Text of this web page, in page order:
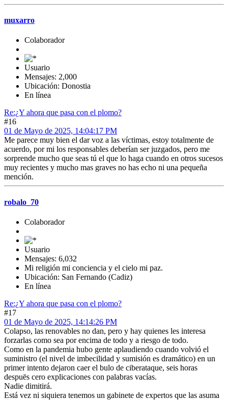
muxarro
Colaborador
Usuario
Mensajes: 2,000
Ubicación: Donostia
En línea
Re:¿Y ahora que pasa con el plomo?
#16
01 de Mayo de 2025, 14:04:17 PM
Me parece muy bien el dar voz a las víctimas, estoy totalmente de
acuerdo, por mi los responsables deberían ser juzgados, pero me
sorprende mucho que seas tú el que lo haga cuando en otros sucesos
muy recientes y mucho mas graves no has echo ni una pequeña
mención.
robalo_70
Colaborador
Usuario
Mensajes: 6,032
Mi religión mi conciencia y el cielo mi paz.
Ubicación: San Fernando (Cadiz)
En línea
Re:¿Y ahora que pasa con el plomo?
#17
01 de Mayo de 2025, 14:14:26 PM
Colapso, las renovables no dan, pero y hay quienes les interesa
forzarlas como sea por encima de todo y a riesgo de todo.
Como en la pandemia hubo gente aplaudiendo cuando volvió el
suministro (el nivel de imbecilidad y sumisión es dramático) en un
primer intento dejaron caer el bulo de ciberataque, seis horas
despuēs cero explicaciones con palabras vacías.
Nadie dimitirá.
Está vez ni siquiera tenemos un gabinete de expertos que las asuma